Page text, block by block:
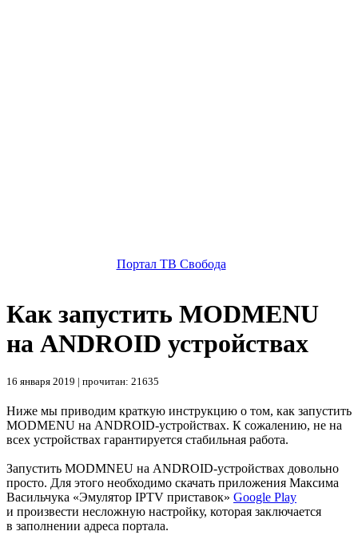
Портал ТВ Свобода
Как запустить MODMENU
на ANDROID устройствах
16 января 2019 | прочитан: 21635
Ниже мы приводим краткую инструкцию о том, как запустить
MODMENU на ANDROID-устройствах. К сожалению, не на
всех устройствах гарантируется стабильная работа.
Запустить MODMNEU на ANDROID-устройствах довольно
просто. Для этого необходимо скачать приложения Максима
Васильчука «Эмулятор IPTV приставок» Google Play
и произвести несложную настройку, которая заключается
в заполнении адреса портала.